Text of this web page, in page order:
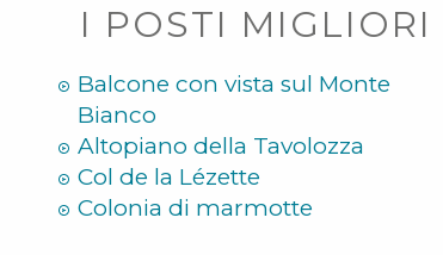
I POSTI MIGLIORI
Balcone con vista sul Monte
Bianco
Altopiano della Tavolozza
Col de la Lézette
Colonia di marmotte